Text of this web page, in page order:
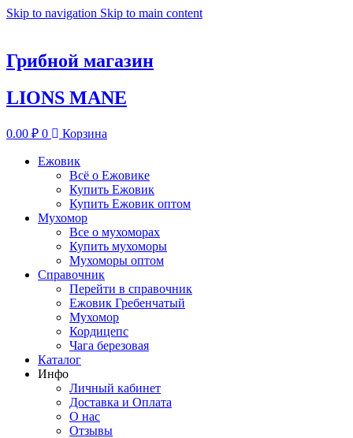
Skip to navigation Skip to main content
Грибной магазин
LIONS MANE
0.00 ₽ 0 Корзина
Ежовик
Всё о Ежовике
Купить Ежовик
Купить Ежовик оптом
Мухомор
Все о мухоморах
Купить мухоморы
Мухоморы оптом
Справочник
Перейти в справочник
Ежовик Гребенчатый
Мухомор
Кордицепс
Чага березовая
Каталог
Инфо
Личный кабинет
Доставка и Оплата
О нас
Отзывы